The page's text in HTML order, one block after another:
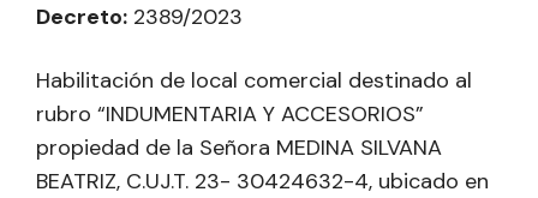
Decreto: 2389/2023
Habilitación de local comercial destinado al
rubro “INDUMENTARIA Y ACCESORIOS”
propiedad de la Señora MEDINA SILVANA
BEATRIZ, C.UJ.T. 23- 30424632-4, ubicado en